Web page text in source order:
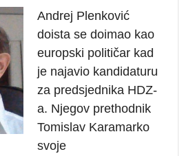
Andrej Plenković
doista se doimao kao
europski političar kad
je najavio kandidaturu
za predsjednika HDZ-
a. Njegov prethodnik
Tomislav Karamarko
svoje